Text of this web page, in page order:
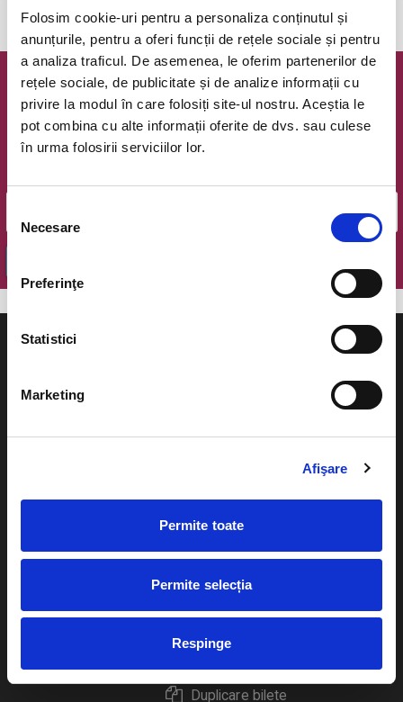
Folosim cookie-uri pentru a personaliza conținutul și
anunțurile, pentru a oferi funcții de rețele sociale și pentru
a analiza traficul. De asemenea, le oferim partenerilor de
rețele sociale, de publicitate și de analize informații cu
privire la modul în care folosiți site-ul nostru. Aceștia le
pot combina cu alte informații oferite de dvs. sau culese
în urma folosirii serviciilor lor.
consimțământului
Necesare
Preferinţe
Statistici
Marketing
Afişare
Permite toate
Permite selecția
Respinge
Newsletter @ Bilete.ro
Oferte exclusive si o editie saptamanala cu cele mai noi
evenimente.
Cum comand bilete?
eBilet printat acasa
Returnare bilete
Duplicare bilete
Pentru copii
Diverse